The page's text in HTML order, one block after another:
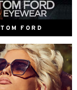
TOM FORD